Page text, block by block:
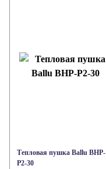
Тепловая пушка Ballu BHP-
P2-30